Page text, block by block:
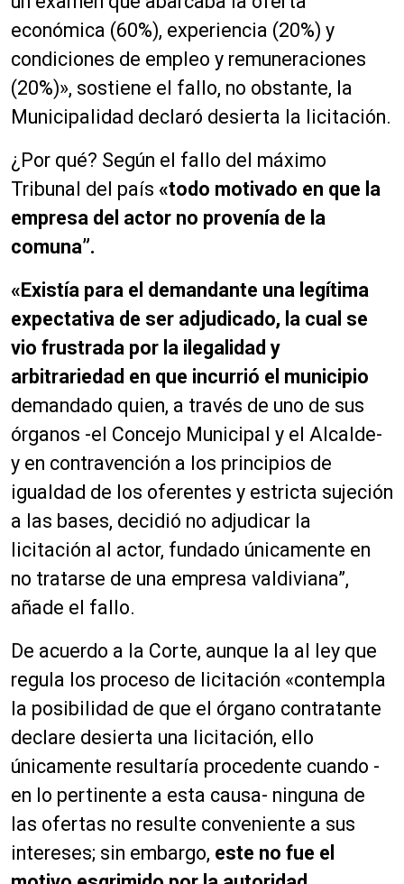
económica (60%), experiencia (20%) y
condiciones de empleo y remuneraciones
(20%)», sostiene el fallo, no obstante, la
Municipalidad declaró desierta la licitación.
¿Por qué? Según el fallo del máximo
Tribunal del país «todo motivado en que la
empresa del actor no provenía de la
comuna”.
«Existía para el demandante una legítima
expectativa de ser adjudicado, la cual se
vio frustrada por la ilegalidad y
arbitrariedad en que incurrió el municipio
demandado quien, a través de uno de sus
órganos -el Concejo Municipal y el Alcalde-
y en contravención a los principios de
igualdad de los oferentes y estricta sujeción
a las bases, decidió no adjudicar la
licitación al actor, fundado únicamente en
no tratarse de una empresa valdiviana”,
añade el fallo.
De acuerdo a la Corte, aunque la al ley que
regula los proceso de licitación «contempla
la posibilidad de que el órgano contratante
declare desierta una licitación, ello
únicamente resultaría procedente cuando -
en lo pertinente a esta causa- ninguna de
las ofertas no resulte conveniente a sus
intereses; sin embargo, este no fue el